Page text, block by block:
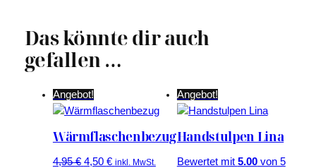
Das könnte dir auch
gefallen …
Angebot!
Wärmflaschenbezug
4,95€ Ursprünglicher
4,50 €Aktueller
inkl. MwSt.
Angebot!
Handstulpen Lina
Bewertet mit 5.00von 5